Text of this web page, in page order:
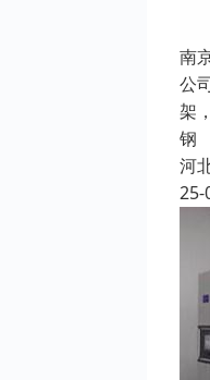
南
公
架
钢
河
25-